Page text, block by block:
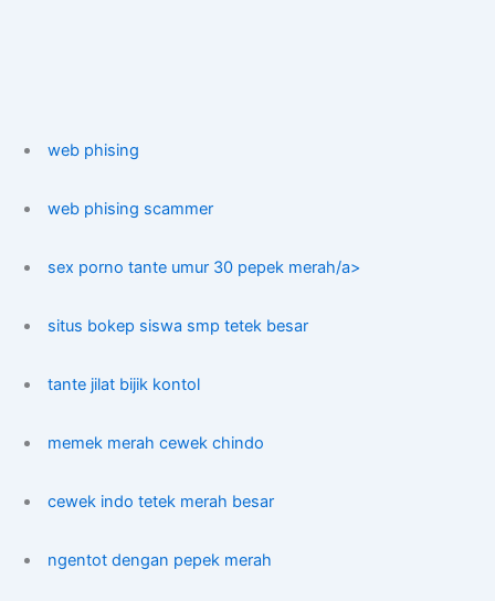
web phising
web phising scammer
sex porno tante umur 30 pepek merah/a>
situs bokep siswa smp tetek besar
tante jilat bijik kontol
memek merah cewek chindo
cewek indo tetek merah besar
ngentot dengan pepek merah